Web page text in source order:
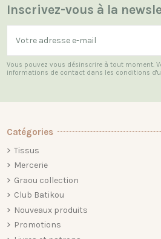
Inscrivez-vous à la
Vous pouvez vous désinscrire à tout moment.
informations de contact dans les conditions
Catégories
Tissus
Mercerie
Graou collection
Club Batikou
Nouveaux produits
Promotions